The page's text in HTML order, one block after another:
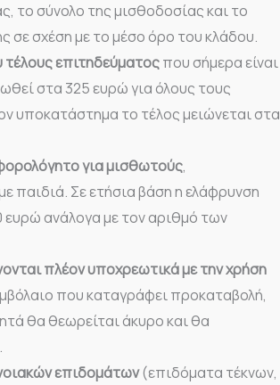
το σύνολο της μισθοδοσίας και το
σε σχέση με το μέσο όρο του κλάδου.
επιτηδεύματοςπου σήμερα είναι
στα 325 ευρώ για όλους τους
υποκατάστημα το τέλος μειώνεται στα
για μισθωτούς,
παιδιά. Σε ετήσια βάση η ελάφρυνση
ανάλογα με τον αριθμό των
πλέον υποχρεωτικά με την χρήση
που καταγράφει προκαταβολή,
θα θεωρείται άκυρο και θα
επιδομάτων(επιδόματα τέκνων,